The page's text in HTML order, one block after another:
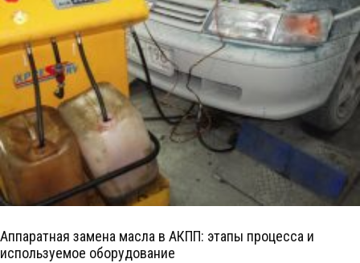
Аппаратная замена масла в АКПП: этапы процесса и
используемое оборудование